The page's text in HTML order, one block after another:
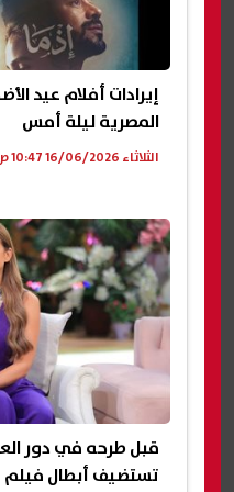
إيرادات أفلام عيد
المصرية ليلة أمس
الثلاثاء 16/06/2026 10:47 ص
قبل طرحه في دور
تستضيف أبطال